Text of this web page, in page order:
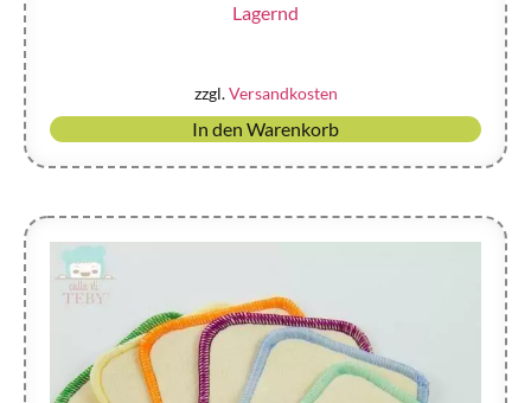
Lagernd
zzgl.Versandkosten
In den Warenkorb